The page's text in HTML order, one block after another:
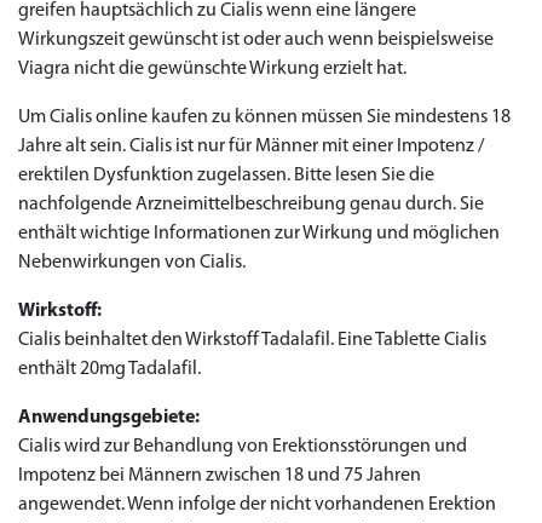
greifen hauptsächlich zu Cialis wenn eine längere
Wirkungszeit gewünscht ist oder auch wenn beispielsweise
Viagra nicht die gewünschte Wirkung erzielt hat.
Um Cialis online kaufen zu können müssen Sie mindestens 18
Jahre alt sein. Cialis ist nur für Männer mit einer Impotenz /
erektilen Dysfunktion zugelassen. Bitte lesen Sie die
nachfolgende Arzneimittelbeschreibung genau durch. Sie
enthält wichtige Informationen zur Wirkung und möglichen
Nebenwirkungen von Cialis.
Wirkstoff:
Cialis beinhaltet den Wirkstoff Tadalafil. Eine Tablette Cialis
enthält 20mg Tadalafil.
Anwendungsgebiete:
Cialis wird zur Behandlung von Erektionsstörungen und
Impotenz bei Männern zwischen 18 und 75 Jahren
angewendet. Wenn infolge der nicht vorhandenen Erektion